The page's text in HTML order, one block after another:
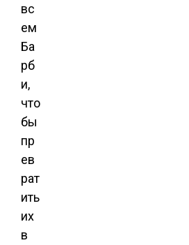
вс
ем
Ба
рб
и,
что
бы
пр
ев
рат
ить
их
в